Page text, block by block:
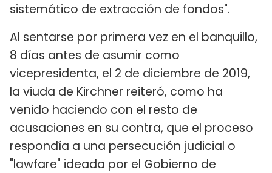
sistemático de extracción de fondos".
Al sentarse por primera vez en el banquillo,
8 días antes de asumir como
vicepresidenta, el 2 de diciembre de 2019,
la viuda de Kirchner reiteró, como ha
venido haciendo con el resto de
acusaciones en su contra, que el proceso
respondía a una persecución judicial o
"lawfare" ideada por el Gobierno de